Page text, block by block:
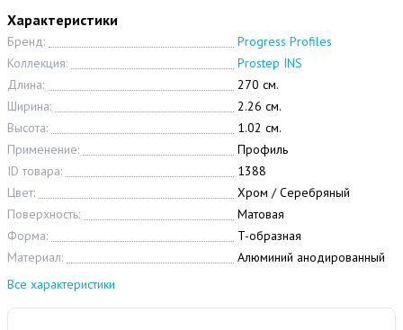
Характеристики
Бренд:
Progress Profiles
Коллекция:
Prostep INS
Длина:
270 см.
Ширина:
2.26 см.
Высота:
1.02 см.
Применение:
Профиль
ID товара:
1388
Цвет:
Хром / Серебряный
Поверхность:
Матовая
Форма:
T-образная
Материал:
Алюминий анодированный
Все характеристики